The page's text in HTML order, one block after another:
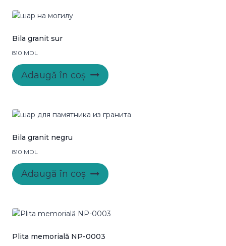
Bila granit sur
810 MDL
Adaugă în coș
Bila granit negru
810 MDL
Adaugă în coș
Plita memorială NP-0003